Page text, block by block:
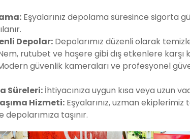
Eşyalarınız depolama süresince sigorta
Depolar: Depolarımız düzenli olarak
rutubet ve haşere gibi dış etkenlere karşı
güvenlik kameraları ve profesyonel
Süreleri: İhtiyacınıza uygun kısa veya uzun
Hizmeti: Eşyalarınız, uzman
taşınır.